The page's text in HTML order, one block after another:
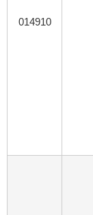
014910